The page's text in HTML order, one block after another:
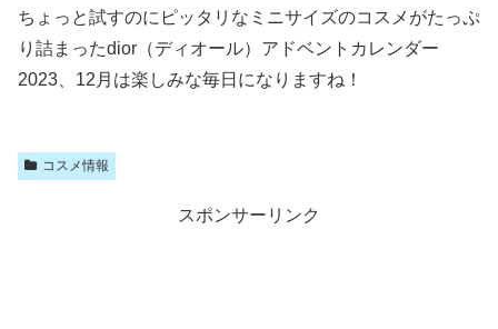
ちょっと試すのにピッタリなミニサイズのコスメがたっぷ
り詰まったdior（ディオール）アドベントカレンダー
2023、12月は楽しみな毎日になりますね！
コスメ情報
スポンサーリンク